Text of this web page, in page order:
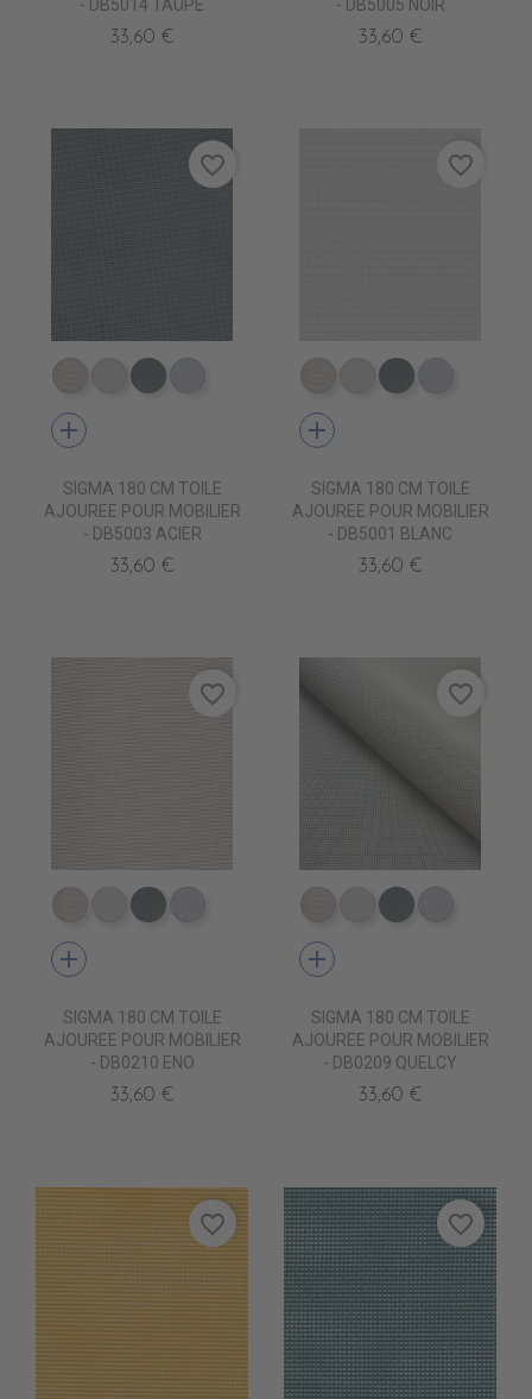
- DB5014 TAUPE
33,60 €
- DB5005 NOIR
33,60 €
DB0209 QUELCY
DB5001 BLANC
DB5003 ACIER
DB0210 ENO
add
SIGMA 180 CM TOILE
AJOUREE POUR MOBILIER
- DB5003 ACIER
33,60 €
favorite_border
DB0209 QUELCY
DB5001 BLANC
DB5003 ACIER
add
SIGMA 180 CM TOILE
AJOUREE POUR MOBILIER
- DB5001 BLANC
33,60 €
favorite_border
DB0209 QUELCY
DB5001 BLANC
DB5003 ACIER
DB0210 ENO
add
SIGMA 180 CM TOILE
AJOUREE POUR MOBILIER
- DB0210 ENO
33,60 €
favorite_border
DB0209 QUELCY
DB5001 BLANC
DB5003 ACIER
add
SIGMA 180 CM TOILE
AJOUREE POUR MOBILIER
- DB0209 QUELCY
33,60 €
favorite_border
favorite_border favorite_border